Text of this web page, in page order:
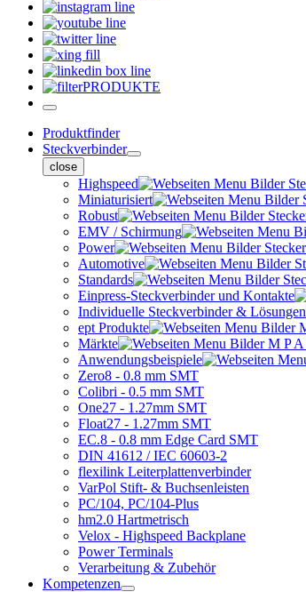
PRODUKTE
Produktfinder
Steckverbinder
close
Highspeed
Miniaturisiert
Robust
EMV / Schirmung
Power
Automotive
Standards
Einpress-Steckverbinder und Kontakte
Individuelle Steckverbinder & Lösungen
ept Produkte
Märkte
Anwendungsbeispiele
Zero8 - 0.8 mm SMT
Colibri - 0.5 mm SMT
One27 - 1.27mm SMT
Float27 - 1.27mm SMT
EC.8 - 0.8 mm Edge Card SMT
DIN 41612 / IEC 60603-2
flexilink Leiterplattenverbinder
VarPol Stift- & Buchsenleisten
PC/104, PC/104-Plus
hm2.0 Hartmetrisch
Velox - Highspeed Backplane
Power Terminals
Verarbeitung & Zubehör
Kompetenzen